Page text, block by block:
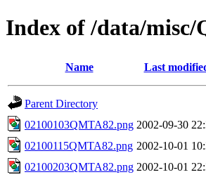
Index of /data/misc/
Name Last
Parent Directory
02100103QMTA82.png 2002-09-30
02100115QMTA82.png 2002-10-01
02100203QMTA82.png 2002-10-01